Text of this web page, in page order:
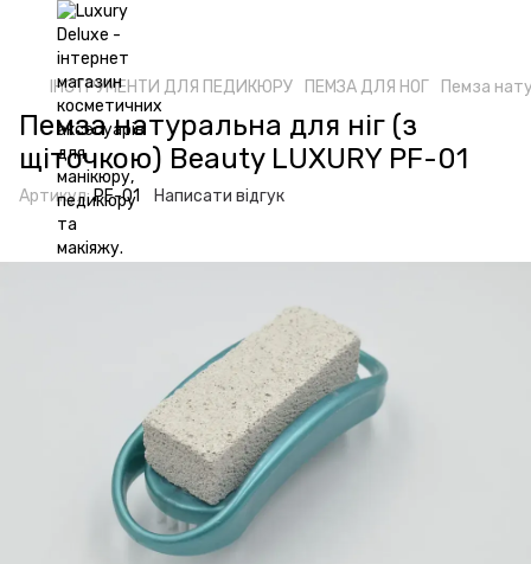
ІНСТРУМЕНТИ ДЛЯ ПЕДИКЮРУ ПЕМЗА ДЛЯ НОГ Пемза
Пемза натуральна для ніг (з
щіточкою) Beauty LUXURY PF-01
Артикул:PF-01 Написати відгук